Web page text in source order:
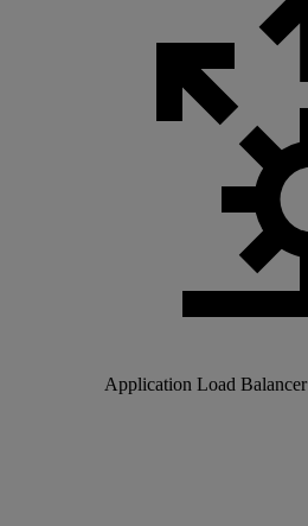
Application Load Balancer